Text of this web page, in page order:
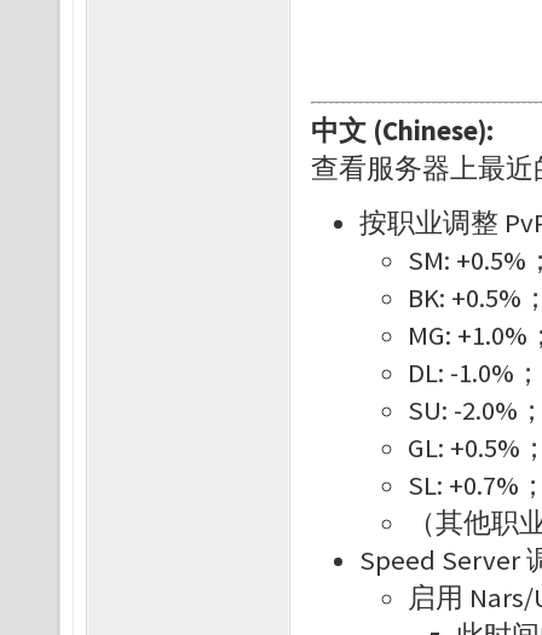
中文 (Chinese):
查看服务器上最近
按职业调整
SM: +0.5%
BK: +0.5%
MG: +1.0%
DL: -1.0%；
SU: -2.0%
GL: +0.5%
SL: +0.7%
（其他职
Speed Server
启用